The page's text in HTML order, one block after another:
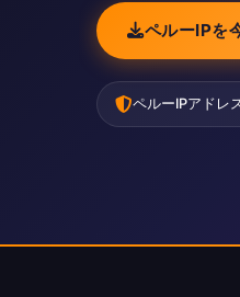
ペルーIPを
ペルーIPアドレ